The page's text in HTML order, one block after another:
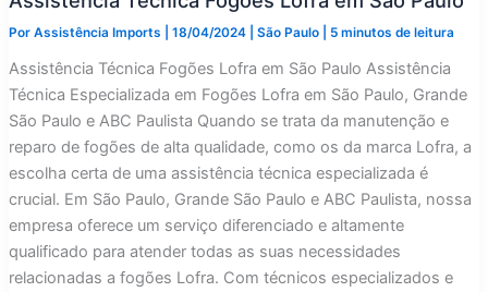
Por Assistência Imports 18/04/2024 São Paulo| 5 minutos de leitura
Assistência Técnica Fogões Lofra em São Paulo Assistência
Técnica Especializada em Fogões Lofra em São Paulo, Grande
São Paulo e ABC Paulista Quando se trata da manutenção e
reparo de fogões de alta qualidade, como os da marca Lofra, a
escolha certa de uma assistência técnica especializada é
crucial. Em São Paulo, Grande São Paulo e ABC Paulista, nossa
empresa oferece um serviço diferenciado e altamente
qualificado para atender todas as suas necessidades
relacionadas a fogões Lofra. Com técnicos especializados e